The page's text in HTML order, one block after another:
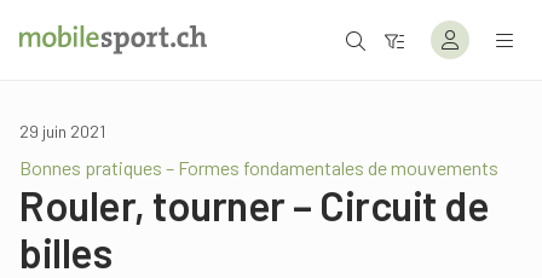
29 juin 2021
Bonnes pratiques – Formes fondamentales de mouvements
Rouler, tourner – Circuit de
billes